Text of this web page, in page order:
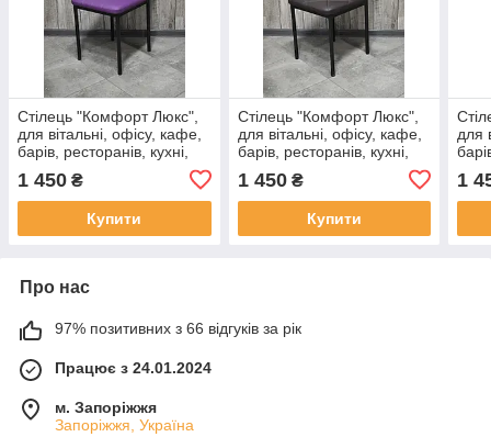
Стілець "Комфорт Люкс",
для вітальні, офісу, кафе,
барів, ресторанів, кухні,
1 450 ₴
Купити
Стілець "Комфорт Люкс",
для вітальні, офісу, кафе,
барів, ресторанів, кухні,
1 450₴
Купити
для
1
Про нас
97% позитивних з 66 відгуків за рік
Працює з 24.01.2024
м. Запоріжжя
Запоріжжя, Україна